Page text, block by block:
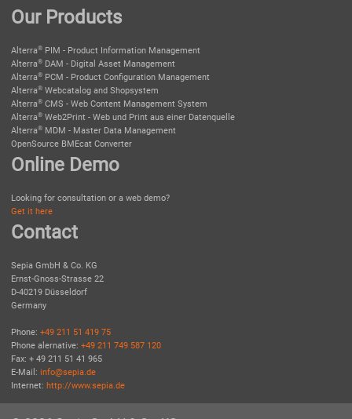
Our Products
Alterra® PIM - Product Information Management
Alterra® DAM - Digital Asset Management
Alterra® PCM - Product Configuration Management
Alterra® Webcatalog and Shopsystem
Alterra® CMS - Web Content Management System
Alterra® Web2Print - Web und Print aus einer Datenquelle
Alterra® MDM - Master Data Management
OpenSource BMEcat Converter
Online Demo
Looking for consultation or a web demo?
Get it here
Contact
Sepia GmbH & Co. KG
Ernst-Gnoss-Strasse 22
D-40219 Düsseldorf
Germany
Phone: +49 211 51 419 75
Phone alernative: +49 211 749 587 120
Fax: + 49 211 51 41 965
E-Mail: info@sepia.de
Internet: http://www.sepia.de